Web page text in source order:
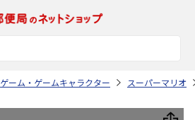
ゲーム・ゲームキャラクター スーパーマリオ